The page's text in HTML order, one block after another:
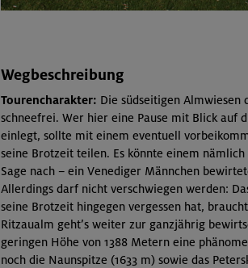
Wegbeschreibung
Tourencharakter: Die südseitigen Almwiesen
schneefrei. Wer hier eine Pause mit Blick auf
einlegt, sollte mit einem eventuell
seine Brotzeit teilen. Es könnte einem
Sage nach – ein Venediger Männchen
Allerdings darf nicht verschwiegen werden:
seine Brotzeit hingegen vergessen hat,
Ritzaualm geht’s weiter zur ganzjährig
geringen Höhe von 1388 Metern eine
noch die Naunspitze (1633 m) sowie das